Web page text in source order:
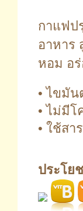
กาแฟป
อาหาร
หอม อ
• ไขมัน
• ไม่มีโ
• ใช้ส
ประโย